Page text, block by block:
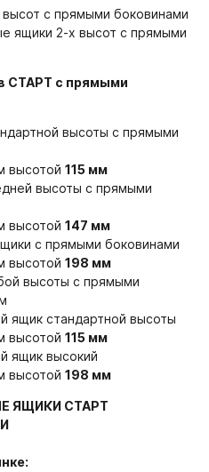
с прямыми боковинами
ящики 2-х высот с прямыми
СТАРТ с прямыми
высоты с прямыми
высотой115 мм
высоты с прямыми
высотой147 мм
с прямыми боковинами
высотой198 мм
высоты с прямыми
ящик стандартной высоты
высотой115 мм
ящик высокий
высотой198 мм
ЯЩИКИ СТАРТ